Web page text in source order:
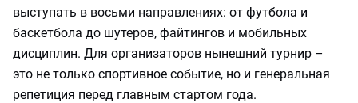
выступать в восьми направлениях: от футбола и
баскетбола до шутеров, файтингов и мобильных
дисциплин. Для организаторов нынешний турнир –
это не только спортивное событие, но и генеральная
репетиция перед главным стартом года.